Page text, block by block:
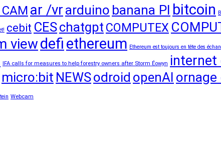
ar /vr arduino banana PI bitcoin
cebit CESchatgpt COMPUTEX
viewdefi ethereum Ethereum est toujours en tête des
IFA calls for measures to help forestry owners after Storm Éowyn internet
micro:bit NEWSodroid openAI ornage
Webcam